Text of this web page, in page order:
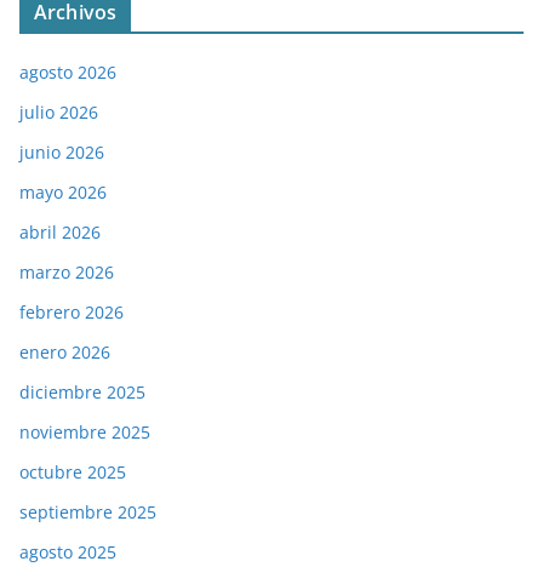
Archivos
agosto 2026
julio 2026
junio 2026
mayo 2026
abril 2026
marzo 2026
febrero 2026
enero 2026
diciembre 2025
noviembre 2025
octubre 2025
septiembre 2025
agosto 2025